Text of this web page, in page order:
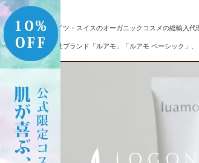
ドイツ・スイスのオーガニックコスメの総輸入
自社ブランド「ルアモ」「ルアモ ベーシック」